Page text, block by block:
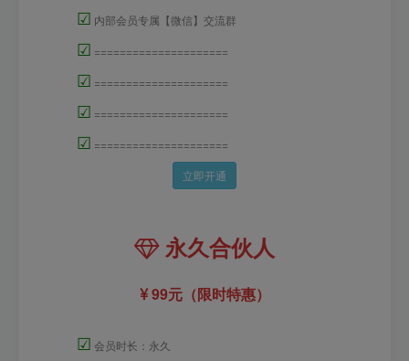
☑ 内部会员专属【微信】交流群
☑ =====================
☑ =====================
☑ =====================
☑ =====================
立即开通
永久合伙人
99元（限时特惠）
☑ 会员时长：永久